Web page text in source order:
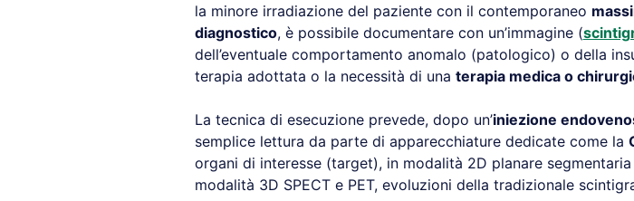
la minore irradiazione del paziente con il contemporaneo
diagnostico, è possibile documentare con un’immagine (
dell’eventuale comportamento anomalo (patologico) o della
terapia adottata o la necessità di una terapia medica o
La tecnica di esecuzione prevede, dopo un’iniezione
semplice lettura da parte di apparecchiature dedicate come la
organi di interesse (target), in modalità 2D planare
modalità 3D SPECT e PET, evoluzioni della tradizionale